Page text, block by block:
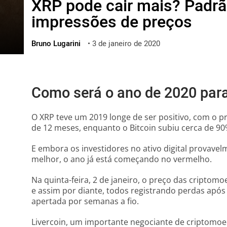
ไทย
ქართული
XRP pode cair mais?
impressões de preços
Bruno Lugarini • 3 de janeiro de 2020
Como será o ano de 2020
O XRP teve um 2019 longe de ser positivo, com o
de 12 meses, enquanto o Bitcoin subiu cerca de
E embora os investidores no ativo digital
melhor, o ano já está começando no vermelho.
Na quinta-feira, 2 de janeiro, o preço das
e assim por diante, todos registrando perdas
apertada por semanas a fio.
Livercoin, um importante negociante de